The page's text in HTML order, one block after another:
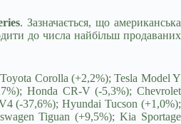
. Зазначається, що американська
до числа найбільш продаваних
Corolla (+2,2%); Tesla Model Y
Honda CR-V (-5,3%); Chevrolet
(-37,6%); Hyundai Tucson (+1,0%);
Tiguan (+9,5%); Kia Sportage